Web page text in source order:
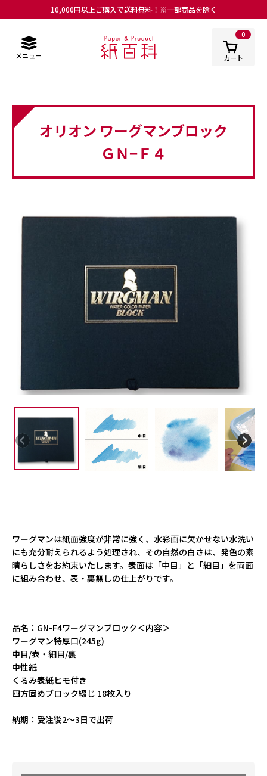
10,000円以上ご購入で送料無料！※一部商品を除く
メニュー
0
カート
オリオン ワーグマンブロック
ＧＮ−Ｆ４
ワーグマンは紙面強度が非常に強く、水彩画に欠かせない水洗い
にも充分耐えられるよう処理され、その自然の白さは、発色の素
晴らしさをお約束いたします。表面は「中目」と「細目」を両面
に組み合わせ、表・裏無しの仕上がりです。
品名：GN-F4ワーグマンブロック＜内容＞
ワーグマン特厚口(245g)
中目/表・細目/裏
中性紙
くるみ表紙ヒモ付き
四方固めブロック綴じ 18枚入り
納期：受注後2～3日で出荷